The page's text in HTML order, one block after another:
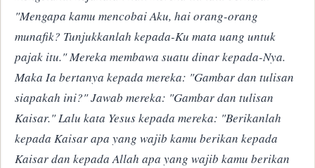
"Mengapa kamu mencobai Aku, hai orang-orang
munafik? Tunjukkanlah kepada-Ku mata uang untuk
pajak itu." Mereka membawa suatu dinar kepada-Nya.
Maka Ia bertanya kepada mereka: "Gambar dan tulisan
siapakah ini?" Jawab mereka: "Gambar dan tulisan
Kaisar." Lalu kata Yesus kepada mereka: "Berikanlah
kepada Kaisar apa yang wajib kamu berikan kepada
Kaisar dan kepada Allah apa yang wajib kamu berikan